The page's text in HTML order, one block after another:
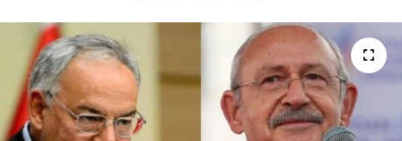
SAĞLIK
SPOR
TEKNOLOJİ